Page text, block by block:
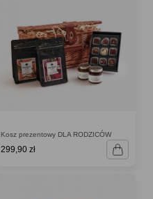
Kosz prezentowy DLA RODZICÓW
299,90 zł